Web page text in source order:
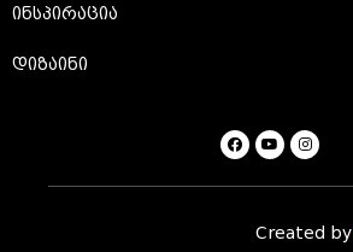
ინსპირაცია
დიზაინი
Created by